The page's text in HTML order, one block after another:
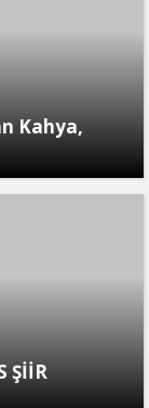
Kahya,
ŞİİR